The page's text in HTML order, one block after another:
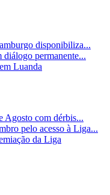
disponibiliza...
diálogo permanente...
Luanda
Agosto com dérbis...
pelo acesso à Liga...
da Liga